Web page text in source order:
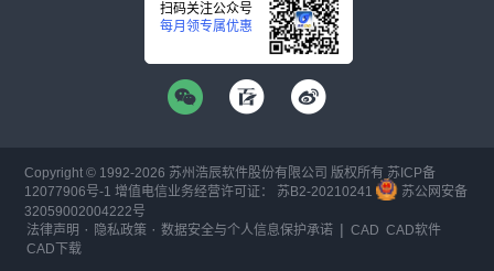
扫码关注公众号
每月领专属优惠
Copyright © 1992-2026 苏州浩辰软件股份有限公司 版权所有 苏ICP备
12077906号-1 增值电信业务经营许可证： 苏B2-20210241
苏公网安备
32059002004222号
法律声明 · 隐私政策 ·数据安全与个人信息保护承诺 | CAD CAD软件
CAD下载